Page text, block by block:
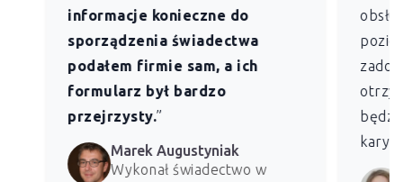
informacje konieczne do
sporządzenia świadectwa
podałem firmie sam, a ich
formularz był bardzo
przejrzysty.”
Marek Augustyniak
Wykonał świadectwo w
kary